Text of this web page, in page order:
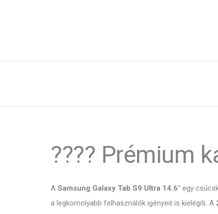
???? Prémium
A Samsung Galaxy Tab S9 Ultra 14.6″ egy
a legkomolyabb felhasználók igényeit is kielégíti. A